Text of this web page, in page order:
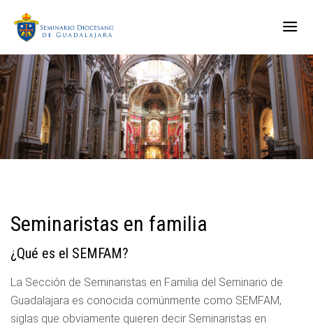
Seminaristas en familia
¿Qué es el SEMFAM?
La Sección de Seminaristas en Familia del Seminario de
Guadalajara es conocida comúnmente como SEMFAM,
siglas que obviamente quieren decir Seminaristas en